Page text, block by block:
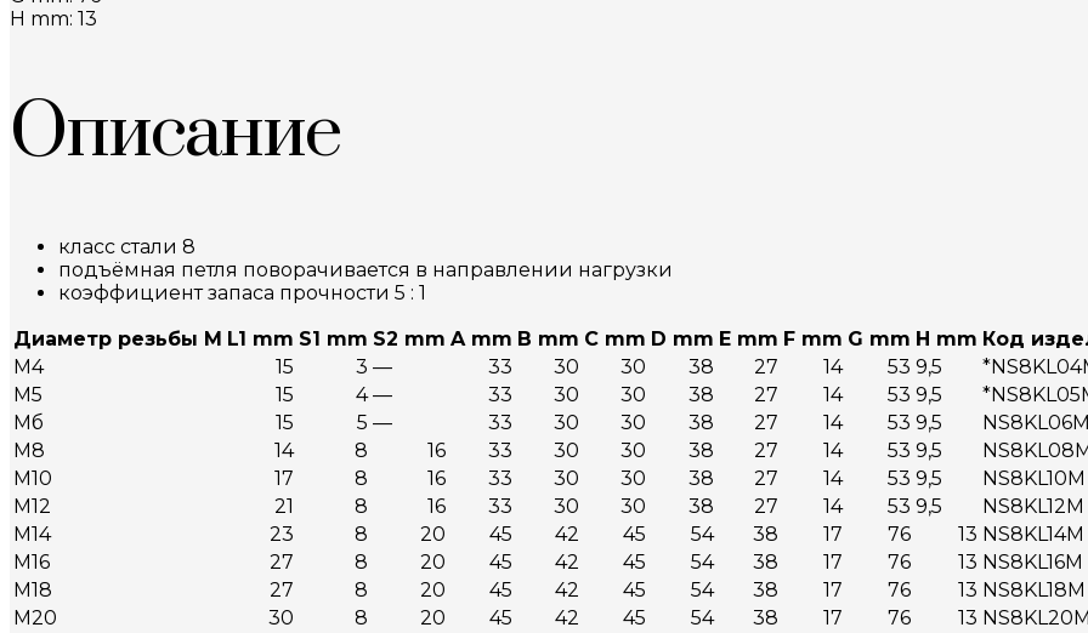
H mm: 13
Описание
класс стали 8
подъёмная петля поворачивается в направлении нагрузки
коэффициент запаса прочности 5 : 1
Диаметр резьбы М L1 mm S1 mm S2 mm A mm В mm С mm D mm E mm F mm G mm H mm Код
М4
15 3 — 33 30 30 38 27 14 53 9,5
М5
15 4 — 33 30 30 38 27 14 53 9,5
Мб
15 5 — 33 30 30 38 27 14 53 9,5
NS8KL06M
М8
14 8 16 33 30 30 38 27 14 53 9,5
NS8KL08M
М10
17 8 16 33 30 30 38 27 14 53 9,5
NS8KL10M
М12
21 8 16 33 30 30 38 27 14 53 9,5
NS8KL12M
М14
23 8 20 45 42 45 54 38 17 76 13 NS8KL14M
М16
27 8 20 45 42 45 54 38 17 76 13 NS8KL16M
М18
27 8 20 45 42 45 54 38 17 76 13 NS8KL18M
М20
30 8 20 45 42 45 54 38 17 76 13 NS8KL20M